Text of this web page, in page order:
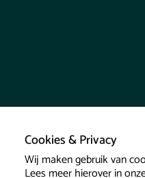
Cookies & Privacy
Wij maken gebruik van
Lees meer hierover in